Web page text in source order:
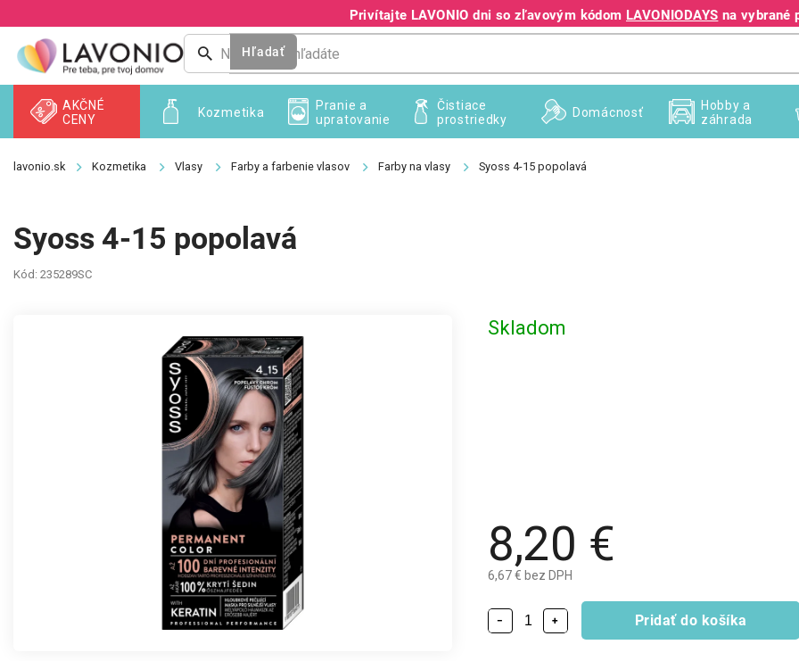
na
obsah
Privítajte LAVONIO dni so zľavovým kódom LAVONIODAYS na vybrané
+421 940 995 209
Hľadať
Kozmetika
AKČNÉ
CENY
Pranie a
upratovanie
Čistiace
prostriedky
Domácnosť
Hobby a
záhrada
Kozmetika Vlasy Farby a farbenie vlasov Farby na vlasy Syoss 4-15 popolavá
Syoss 4-15 popolavá
Kód: 235289SC
8,20 €
6,67 € bez DPH
Skladom
+
− Pridať do košíka